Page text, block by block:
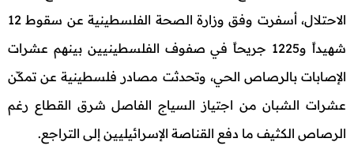
الاحتلال، أسفرت وفق وزارة الصحة الفلسطينية عن سقوط 12
شهيداً و1225 جريحاً في صفوف الفلسطينيين بينهم عشرات
الإصابات بالرصاص الحي، وتحدثت مصادر فلسطينية عن تمكّن
عشرات الشبان من اجتياز السياج الفاصل شرق القطاع رغم
الرصاص الكثيف ما دفع القناصة الإسرائيليين إلى التراجع.